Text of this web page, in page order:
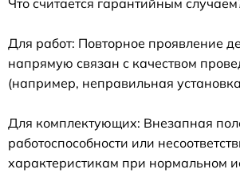
Что считается гарантийным
Для работ: Повторное проявление
напрямую связан с качеством
(например, неправильная
Для комплектующих: Внезапная
работоспособности или
характеристикам при нормальном